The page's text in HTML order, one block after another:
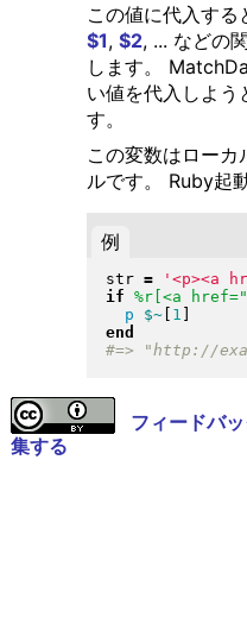
この値に代入す
$1, $2, ... などの
します。
い値を代入しよう
す。
この変数はローカ
ルです。 Ruby起
例
str =
'<p><a
if %r[<a
p
$~[ 1
end
フィードバ
集する